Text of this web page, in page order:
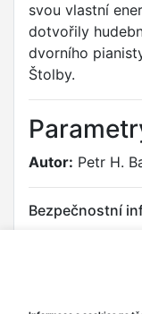
svou vlastní
dotvořily
dvorního
Štolby.
Autor: Petr H.
Bezpečnostní
poranění ostrými
Výrobek splňuje